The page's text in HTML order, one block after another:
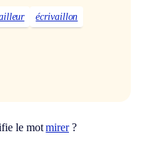
écrivaillon
le motmirer?